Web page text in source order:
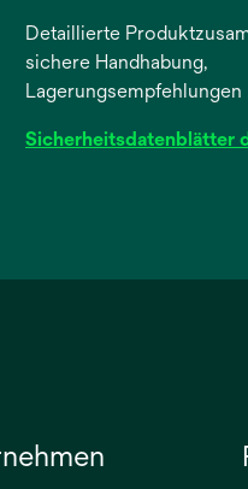
Detaillierte
sichere Handhabung,
Lagerungsempfehlungen
Sicherheitsdatenblätter